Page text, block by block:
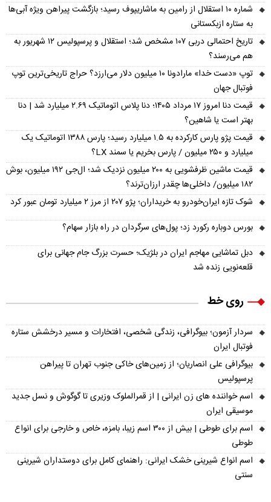
شماره ۱۰ استقلال از رامین به ماشاریپوف رسید؛ بازگشت پیراهن ویژه آبی‌ها
به ستاره ازبکستانی
تاریخ احتمالی دربی ۱۰۷ مشخص شد؛ استقلال و پرسپولیس ۱۲ شهریور به
هم می‌رسند؟
توپ «دست خدا» مارادونا ۱۰ میلیون دلار می‌ارزد؟ حراج تاریخی‌ترین توپ
فوتبال جهان
قیمت دنا امروز ۱۷ مرداد ۱۴۰۵؛ دنا پلاس اتوماتیک ۲.۶۹ میلیارد شد | دنا
بهتر است یا شاهین؟
قیمت پژو پارس کارکرده به ۱.۵ میلیارد رسید؛ پارس ۱۳۸۸ اتوماتیک یک
میلیارد و ۲۵۰ میلیون / پارس بخریم یا سمند LX؟
قیمت ماشین ظرفشویی به ۲۰۰ میلیون نزدیک شد؛ ال‌جی ۱۹۲ میلیون، بوش
۱۸۲ میلیون/ داخلی‌ها چقدر ارزان‌ترند؟
شوک تازه ایران‌خودرو به خریداران؛ پژو ۲۰۷ از مرز ۲ میلیارد تومان عبور کرد
بورس دوباره رکورد زد؛ پول‌های سرگردان در راه بازار سهام؟
دبل تماشایی مهاجم ایران در بلژیک؛ حسرت بزرگ جام جهانی برای
قلعه‌نویی زنده شد
روی خط
سردار آزمون؛ بیوگرافی، زندگی شخصی، افتخارات و مسیر درخشش ستاره
فوتبال ایران
بیوگرافی علی انصاریان؛ از زمین‌های خاکی جنوب تهران تا پیراهن
پرسپولیس
اسم خواننده های زن ایرانی | از قمرالملوک وزیری تا گوگوش و نسل جدید
موسیقی ایران
اسم برای طوطی | بیش از ۳۰۰ اسم زیبا، بامزه، خاص و خارجی برای انواع
طوطی
اسم انواع شیرینی خشک ایرانی: راهنمای کامل برای دوستداران شیرینی
سنتی